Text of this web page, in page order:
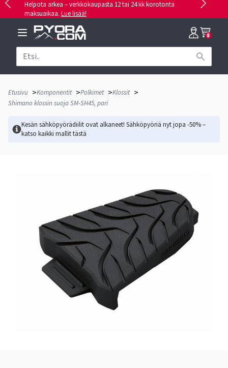
Helpota arkea – verkkokaupasta 12 tai 24 kk korotonta
maksuaikaa. Lue lisää!
0
Etusivu >Komponentit >Polkimet >Klossit >
Shimano klossin suoja SM-SH45, pari
Kesän sähköpyörädiilit ovat alkaneet! Sähköpyöriä nyt jopa -50% –
katso kaikki mallittästä